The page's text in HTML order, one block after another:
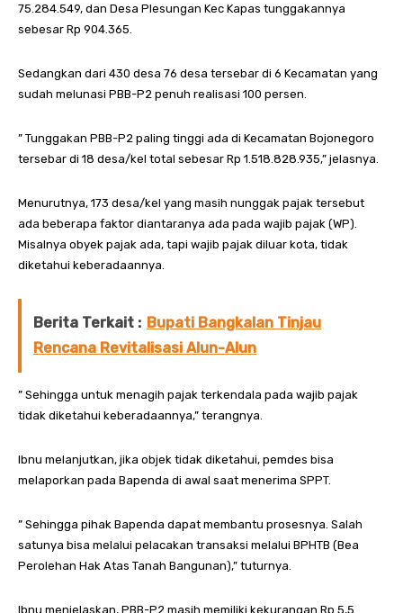
75.284.549, dan Desa Plesungan Kec Kapas tunggakannya
sebesar Rp 904.365.
Sedangkan dari 430 desa 76 desa tersebar di 6 Kecamatan yang
sudah melunasi PBB-P2 penuh realisasi 100 persen.
” Tunggakan PBB-P2 paling tinggi ada di Kecamatan Bojonegoro
tersebar di 18 desa/kel total sebesar Rp 1.518.828.935,” jelasnya.
Menurutnya, 173 desa/kel yang masih nunggak pajak tersebut
ada beberapa faktor diantaranya ada pada wajib pajak (WP).
Misalnya obyek pajak ada, tapi wajib pajak diluar kota, tidak
diketahui keberadaannya.
Berita Terkait : Bupati Bangkalan Tinjau
Rencana Revitalisasi Alun-Alun
” Sehingga untuk menagih pajak terkendala pada wajib pajak
tidak diketahui keberadaannya,” terangnya.
Ibnu melanjutkan, jika objek tidak diketahui, pemdes bisa
melaporkan pada Bapenda di awal saat menerima SPPT.
” Sehingga pihak Bapenda dapat membantu prosesnya. Salah
satunya bisa melalui pelacakan transaksi melalui BPHTB (Bea
Perolehan Hak Atas Tanah Bangunan),” tuturnya.
Ibnu menjelaskan, PBB-P2 masih memiliki kekurangan Rp 5,5